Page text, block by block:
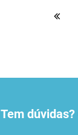
Tem dúvidas?